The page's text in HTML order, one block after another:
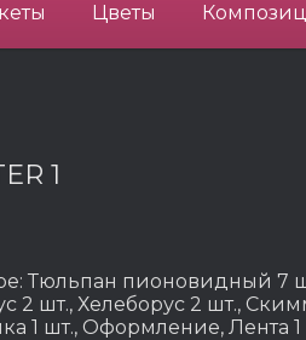
Цветы
1
Тюльпан пионовидный 7
2 шт., Хелеборус 2 шт.,
1 шт., Оформление, Лента 1